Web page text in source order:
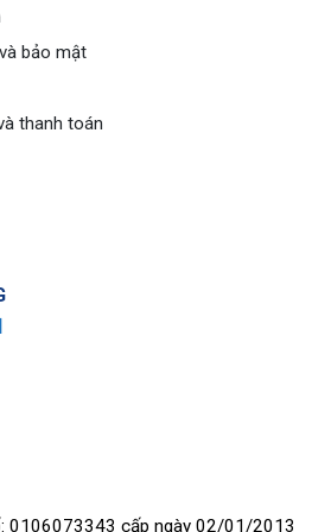
bảo mật
thanh toán
0106073343 cấp ngày 02/01/2013